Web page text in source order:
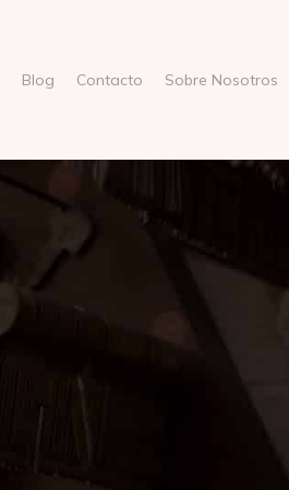
Blog Contacto Sobre Nosotros